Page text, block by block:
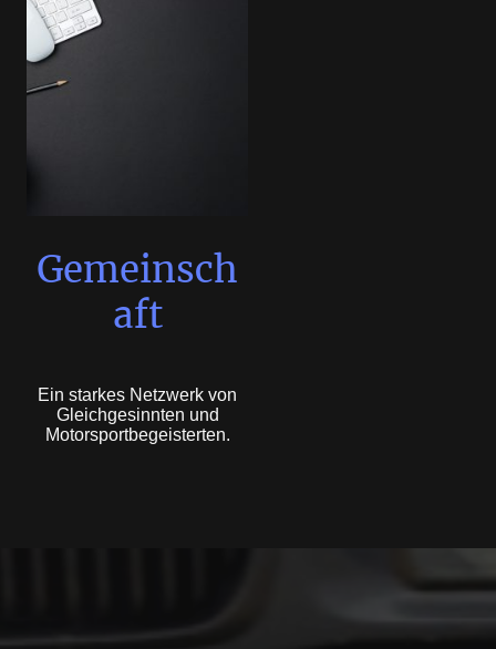
Gemeinsch
aft
Ein starkes Netzwerk von
Gleichgesinnten und
Motorsportbegeisterten.